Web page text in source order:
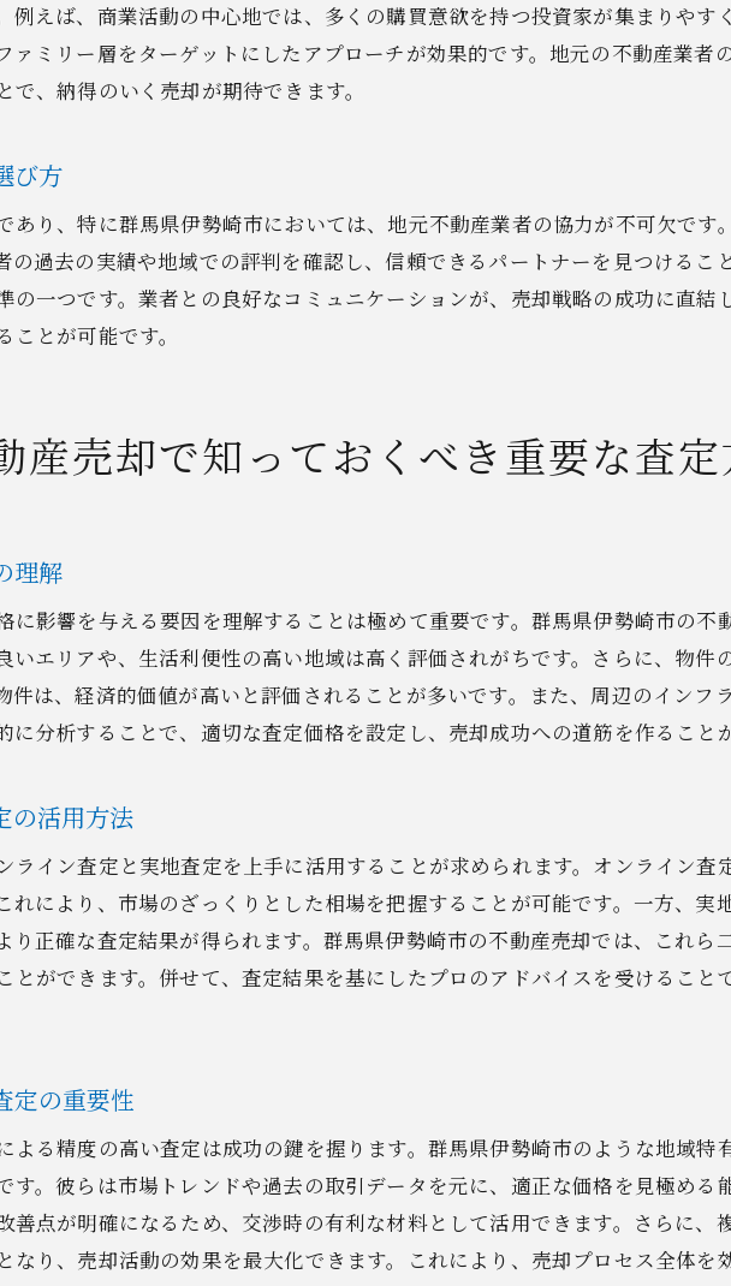
プロの交渉術を学ぶ
自信を持って交渉に臨む
資産価値を最大化するための群馬県伊勢崎市における不動産売却指
付加価値のあるプレゼンテーション
市場価値を高めるための投資
買い手の心理を理解した価値提案
契約書作成の基本と注意点
重要な法令とその影響
トラブルを避けるための対策
契約書に関する専門家の役割
納得のいく結果を得るための群馬県伊勢崎市不動産売却ガイド
売却前に知っておくべき基本事項
売却におけるリスク管理
市場を理解するための情報収集法
納得のいく売却を実現するステップ
例えば、商業活動の中心地では、多くの購買意欲を持つ投資家が集まりやす
ァミリー層をターゲットにしたアプローチが効果的です。地元の不動産業者
、納得のいく売却が期待できます。
び方
あり、特に群馬県伊勢崎市においては、地元不動産業者の協力が不可欠です
の過去の実績や地域での評判を確認し、信頼できるパートナーを見つけるこ
の一つです。業者との良好なコミュニケーションが、売却戦略の成功に直結
とが可能です。
産売却で知っておくべき重要な査定
理解
に影響を与える要因を理解することは極めて重要です。群馬県伊勢崎市の不
いエリアや、生活利便性の高い地域は高く評価されがちです。さらに、物件
件は、経済的価値が高いと評価されることが多いです。また、周辺のインフ
に分析することで、適切な査定価格を設定し、売却成功への道筋を作ること
の活用方法
ライン査定と実地査定を上手に活用することが求められます。オンライン査
れにより、市場のざっくりとした相場を把握することが可能です。一方、実
り正確な査定結果が得られます。群馬県伊勢崎市の不動産売却では、これら
とができます。併せて、査定結果を基にしたプロのアドバイスを受けるこ
定の重要性
よる精度の高い査定は成功の鍵を握ります。群馬県伊勢崎市のような地域
す。彼らは市場トレンドや過去の取引データを元に、適正な価格を見極める
善点が明確になるため、交渉時の有利な材料として活用できます。さらに、
なり、売却活動の効果を最大化できます。これにより、売却プロセス全体を